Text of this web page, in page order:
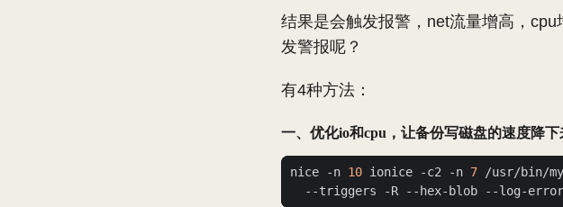
结果是会触发报警，net流量增高，
发警报呢？
有4种方法：
一、优化io和cpu，让备份写磁盘的速度降
nice -n 10 ionice -c2 -n 7 /usr/bin/
  --triggers -R --hex-blob --log-error